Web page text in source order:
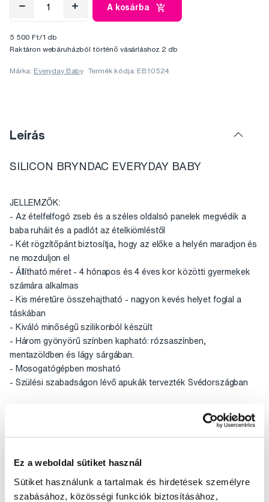
Ez a weboldal sütiket használ
Sütiket használunk a tartalmak és hirdetések személyre
szabásához, közösségi funkciók biztosításához,
A kosárba
5 500 Ft/1 db
Raktáron webáruházból történő vásárláshoz 2 db
Márka: Everyday Baby Termék kódja: EB10524
Leírás
SILICON BRYNDAC EVERYDAY BABY
JELLEMZŐK:
- Az ételfelfogó zseb és a széles oldalsó panelek megvédik a
baba ruháit és a padlót az ételkiömléstől
- Két rögzítőpánt biztosítja, hogy az előke a helyén maradjon és
ne mozduljon el
- Állítható méret - 4 hónapos és 4 éves kor közötti gyermekek
számára alkalmas
- Kis méretűre összehajtható - nagyon kevés helyet foglal a
táskában
- Kiváló minőségű szilikonból készült
- Három gyönyörű színben kapható: rózsaszínben,
mentazöldben és lágy sárgában.
- Mosogatógépben mosható
- Szülési szabadságon lévő apukák tervezték Svédországban
- Hőálló és tartós szilikon
- TÜV Rheinland tanúsító szervezet által tesztelve
- Megfelel az EN 71 európai szabvány követelményeinek